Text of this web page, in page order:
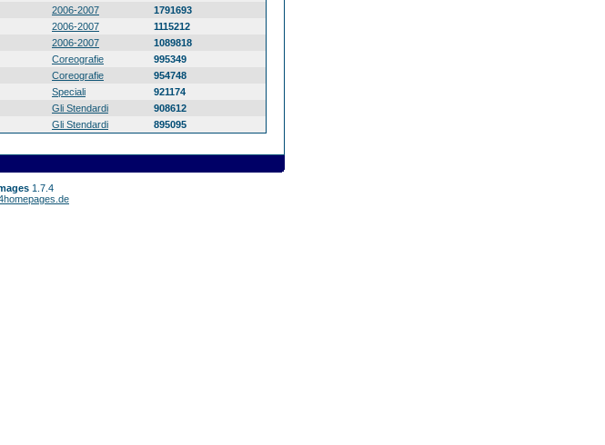
2006-2007
1791693
2006-2007
1115212
2006-2007
1089818
Coreografie
995349
Coreografie
954748
Speciali
921174
Gli Stendardi
908612
Gli Stendardi 895095
1.7.4